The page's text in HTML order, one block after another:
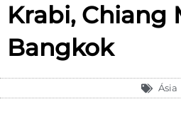
Krabi, Chiang
Bangkok
Ásia